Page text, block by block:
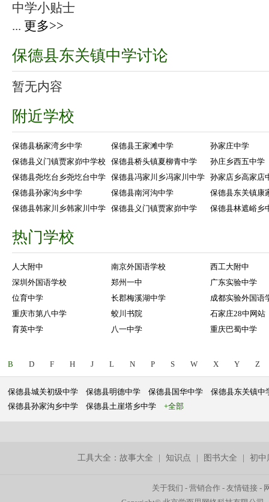
中学小贴士
... 更多>>
保德县东关镇中学讨论
暂无内容
附近学校
保德县杨家湾乡中学 保德县王家滩中学
孙家庄中学
保德县义门镇贾家峁中学校
保德县桥头镇夏柳青中学
孙庄乡西五中学
保德县尧圪台乡尧圪台中学 保德县冯家川乡冯家川中学 孙家店乡高家店
保德县孙家沟乡中学
保德县南河沟中学
保德县东关镇康
保德县韩家川乡韩家川中学 保德县义门镇贾家峁中学 保德县林遮峪乡
热门学校
人大附中 南京外国语学校
西工大附中
深圳外国语学校
郑州一中
广东实验中学
位育中学
长郡梅溪湖中学
成都实验外国语
重庆市第八中学
蛟川书院
石家庄28中网站
育英中学
八一中学 重庆巴蜀中学
B D F H J L N P S W X Y Z
保德县城关初级中学 保德县明德中学 保德县国华中学
保德县东关镇中
保德县孙家沟乡中学
保德县土崖塔乡中学 +全部
工具大全：故事大全 |知识点 图书大全 |初中
关于我们 -营销合作 -友情链接 -